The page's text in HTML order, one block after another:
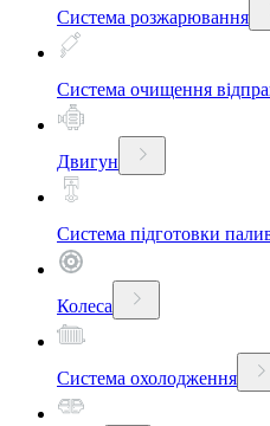
Система розжарювання
Система очищення
Двигун
Система підготовки
Колеса
Система охолодження